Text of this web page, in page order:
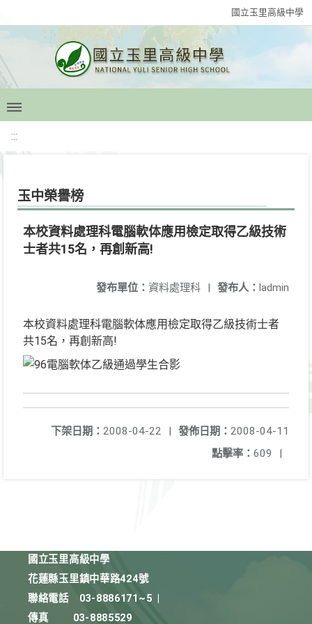
國立玉里高級中學
:::
玉中榮譽榜
本校資料處理科電腦軟体應用檢定取得乙級技術
士者共15名，再創新高!
發布人： ladmin
發布單位： 資料處理科 |
本校資料處理科電腦軟体應用檢定取得乙級技術士者
共15名，再創新高!
發佈日期： 2008-04-11
下架日期： 2008-04-22
|
點擊率： 609 |
國立玉里高級中學
花蓮縣玉里鎮中華路424號
聯絡電話
03-8886171~5
傳真
03-8885529